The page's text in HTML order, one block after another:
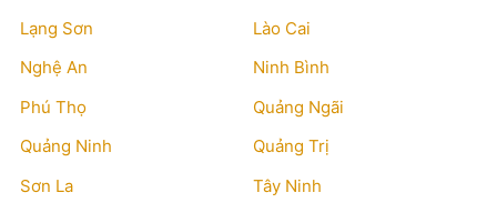
Lạng Sơn
Lào Cai
Nghệ An
Ninh Bình
Phú Thọ
Quảng Ngãi
Quảng Ninh
Quảng Trị
Sơn La
Tây Ninh